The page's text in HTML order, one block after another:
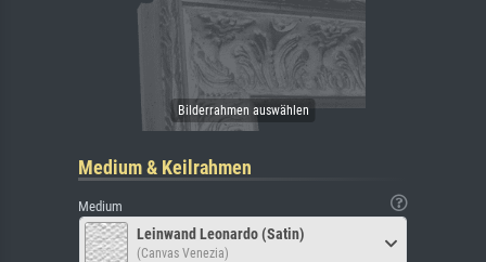
Medium & Keilrahmen
Medium
Leinwand Leonardo (Satin)
(Canvas Venezia)